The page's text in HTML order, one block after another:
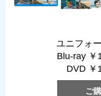
ユニフォ
Blu-ray ￥
DVD ￥
ご